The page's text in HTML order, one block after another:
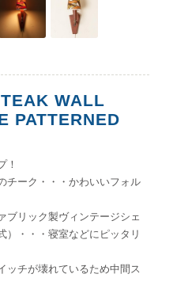
WALL
PATTERNED
！
チーク・・・かわいいフォル
ブリック製ヴィンテージシェ
）・・・寝室などにピッタリ
ッチが壊れているため中間ス